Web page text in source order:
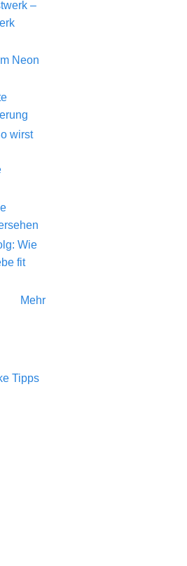
–
Neon
wirst
Wie
fit
Mehr
Tipps